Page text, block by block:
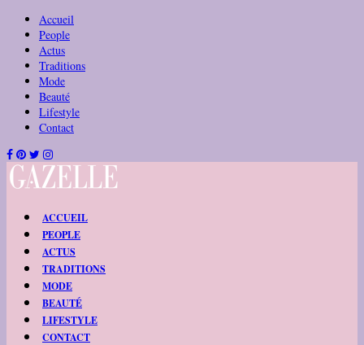
Accueil
People
Actus
Traditions
Mode
Beauté
Lifestyle
Contact
ACCUEIL
PEOPLE
ACTUS
TRADITIONS
MODE
BEAUTÉ
LIFESTYLE
CONTACT